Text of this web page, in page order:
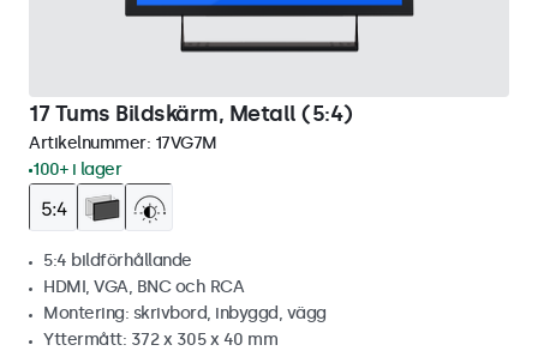
17 Tums Bildskärm, Metall (5:4)
Artikelnummer: 17VG7M
100+ i lager
5:4 bildförhållande
HDMI, VGA, BNC och RCA
Montering: skrivbord, inbyggd, vägg
Yttermått: 372 x 305 x 40 mm